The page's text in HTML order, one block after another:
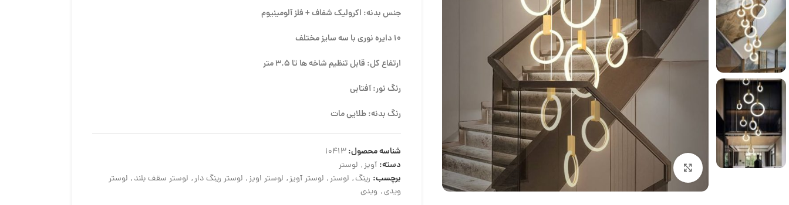
بزرگنمایی تصویر
جنس بدنه: اکرولیک شفاف + فلز آلومینیوم
10 دایره نوری با سه سایز مختلف
ارتفاع کل: قابل تنظیم شاخه ها تا 3.5 متر
رنگ نور: آفتابی
رنگ بدنه: طلایی مات
شناسه محصول:10413
دسته: آویز, لوستر
برچسب: رینگ, لوستر, لوستر آویز, لوستر اویز, لوستر رینگ دار, لوستر سقف بلند, لوستر
ویدی, ویدی